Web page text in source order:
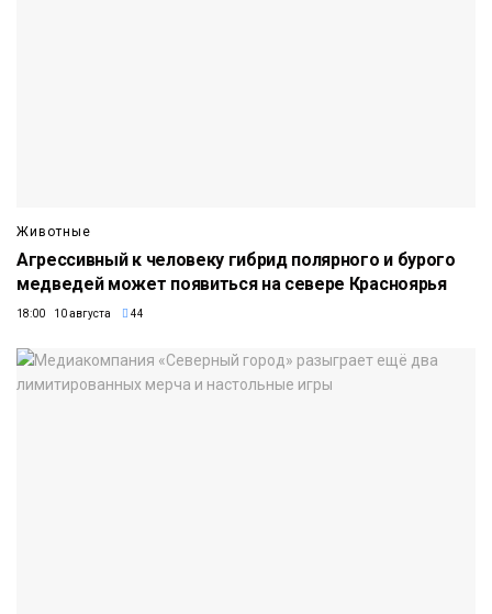
Животные
Агрессивный к человеку гибрид полярного и бурого
медведей может появиться на севере Красноярья
18:00 10 августа 44